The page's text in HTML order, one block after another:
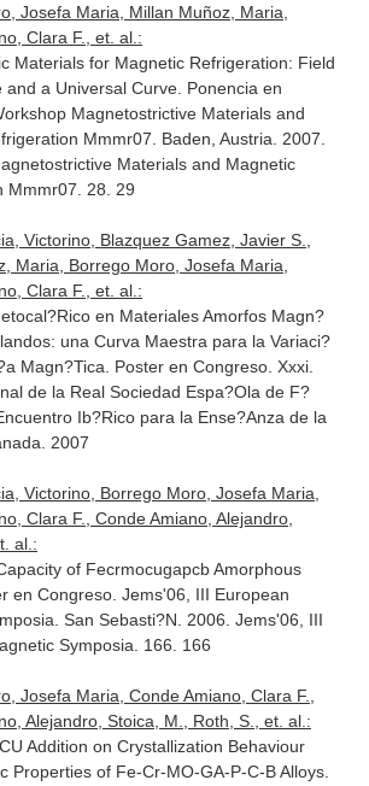
Josefa Maria, Millan Muñoz, Maria,
Clara F., et. al.:
Materials for Magnetic Refrigeration: Field
and a Universal Curve. Ponencia en
Magnetostrictive Materials and
Mmmr07. Baden, Austria. 2007.
Materials and Magnetic
Mmmr07. 28. 29
Victorino, Blazquez Gamez, Javier S.,
Maria, Borrego Moro, Josefa Maria,
Clara F., et. al.:
en Materiales Amorfos Magn?
una Curva Maestra para la Variaci?
Magn?Tica. Poster en Congreso. Xxxi.
de la Real Sociedad Espa?Ola de F?
Ib?Rico para la Ense?Anza de la
2007
Victorino, Borrego Moro, Josefa Maria,
Clara F., Conde Amiano, Alejandro,
al.:
of Fecrmocugapcb Amorphous
en Congreso. Jems'06, III European
San Sebasti?N. 2006. Jems'06, III
Symposia. 166. 166
Josefa Maria, Conde Amiano, Clara F.,
Alejandro, Stoica, M., Roth, S., et. al.:
Addition on Crystallization Behaviour
Properties of Fe-Cr-MO-GA-P-C-B Alloys.